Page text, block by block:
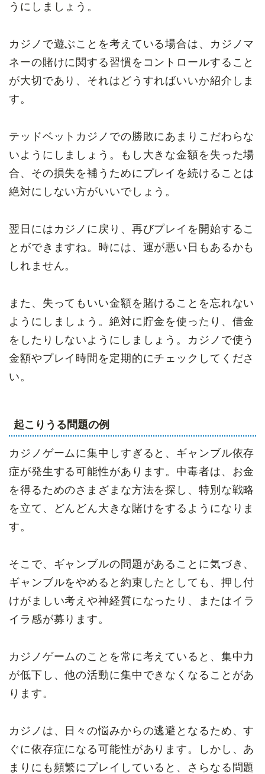
うにしましょう。
カジノで遊ぶことを考えている場合は、カジノマ
ネーの賭けに関する習慣をコントロールすること
が大切であり、それはどうすればいいか紹介しま
す。
テッドベットカジノでの勝敗にあまり こだわらな
いようにしましょう。
もし大きな金額を失った場
合、その損失を補うためにプレイを続けること は
絶対にしない方がいいでしょう。
翌日にはカジノに戻り、再びプレイを開始するこ
とができますね。時には、運が悪い日もあるかも
しれません。
また、 失ってもいい金額を賭けることを忘れない
ようにしましょう。 絶対に貯金を使ったり、借金
をしたりしないようにしましょう。カジノで使う
金額やプレイ時間を定期的にチェックしてくださ
い。
起こりうる問題の例
カジノゲームに集中しすぎると、ギャンブル依存
症が発生する可能性があります。中毒者は、お金
を得るためのさまざまな方法を探し、特別な戦略
を立て、どんどん大きな賭けをするようになりま
す。
そこで、ギャンブルの問題があることに気づき、
ギャンブルをやめると約束したとしても、押し付
けがましい考えや神経質になったり、
またはイラ
イラ感が募ります。
カジノゲームのことを常に考えていると、集中力
が低下し、他の活動に集中できなくなることがあ
ります。
カジノは、日々の悩みからの逃避 となるため、す
ぐに依存症になる可能性があります。しかし、あ
まりにも頻繁にプレイしていると、さらなる問題